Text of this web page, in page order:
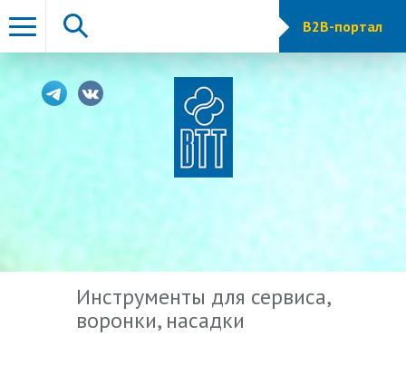
B2B-портал
Инструменты для сервиса,
воронки, насадки